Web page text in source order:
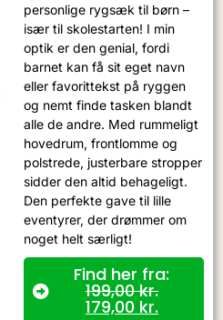
personlige rygsæk til børn –
især til skolestarten! I min
optik er den genial, fordi
barnet kan få sit eget navn
eller favorittekst på ryggen
og nemt finde tasken blandt
alle de andre. Med rummeligt
hovedrum, frontlomme og
polstrede, justerbare stropper
sidder den altid behageligt.
Den perfekte gave til lille
eventyrer, der drømmer om
noget helt særligt!
Find her fra:
199,00kr.
179,00 kr.